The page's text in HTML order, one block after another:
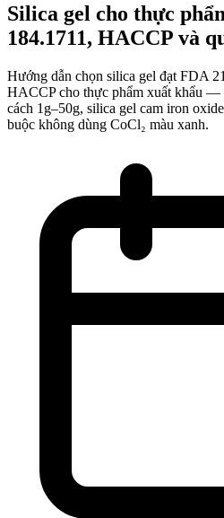
Silica gel cho thực
184.1711, HACCP và
Hướng dẫn chọn silica gel đạt FDA
HACCP cho thực phẩm xuất khẩu —
cách 1g–50g, silica gel cam iron
buộc không dùng CoCl₂ màu xanh.